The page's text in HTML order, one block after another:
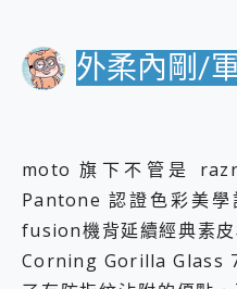
外柔內剛/
moto 旗下不管是
Pantone 認證色彩美
fusion機背延續經典素
Corning Gorilla Glass